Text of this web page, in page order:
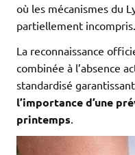
où les mécanismes du
partiellement incompris.
La reconnaissance
combinée à l’absence
standardisé
l’importance d’une
printemps